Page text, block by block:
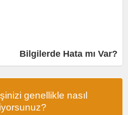
Bilgilerde Hata mı Var?
genellikle nasıl